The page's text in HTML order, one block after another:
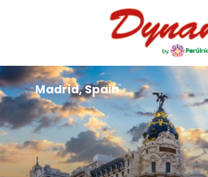
Madrid, Spain